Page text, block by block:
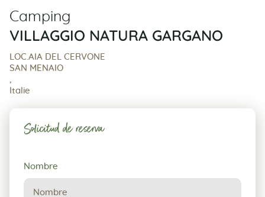
Camping
VILLAGGIO NATURA GARGANO
LOC.AIA DEL CERVONE
SAN MENAIO
Italie
Solicitud de reserva
Solicitud
de
reserva
Nombre